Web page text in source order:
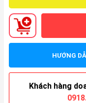
HƯỚNG
Khách hàng